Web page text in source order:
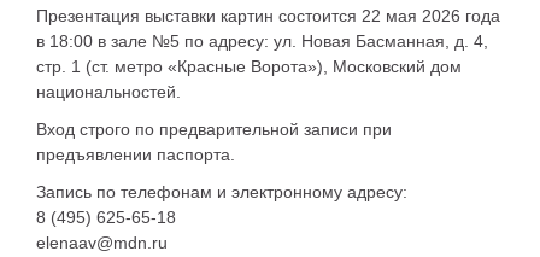
Презентация выставки картин состоится 22 мая 2026 года
в 18:00 в зале №5 по адресу: ул. Новая Басманная, д. 4,
стр. 1 (ст. метро «Красные Ворота»), Московский дом
национальностей.
Вход строго по предварительной записи при
предъявлении паспорта.
Запись по телефонам и электронному адресу:
8 (495) 625-65-18
elenaav@mdn.ru